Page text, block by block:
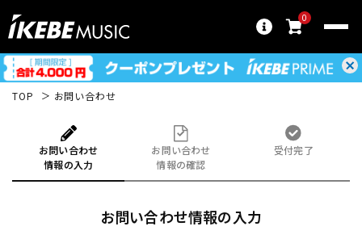
0
TOP お問い合わせ
お問い合わせ
情報の入力
お問い合わせ
情報の確認
受付完了
お問い合わせ情報の入力